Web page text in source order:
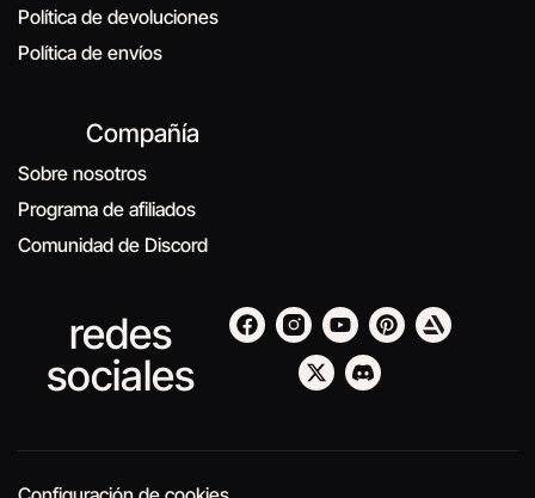
redes
sociales
Compañía
Sobre nosotros
Programa de afiliados
Comunidad de Discord
Política de devoluciones
Política de envíos